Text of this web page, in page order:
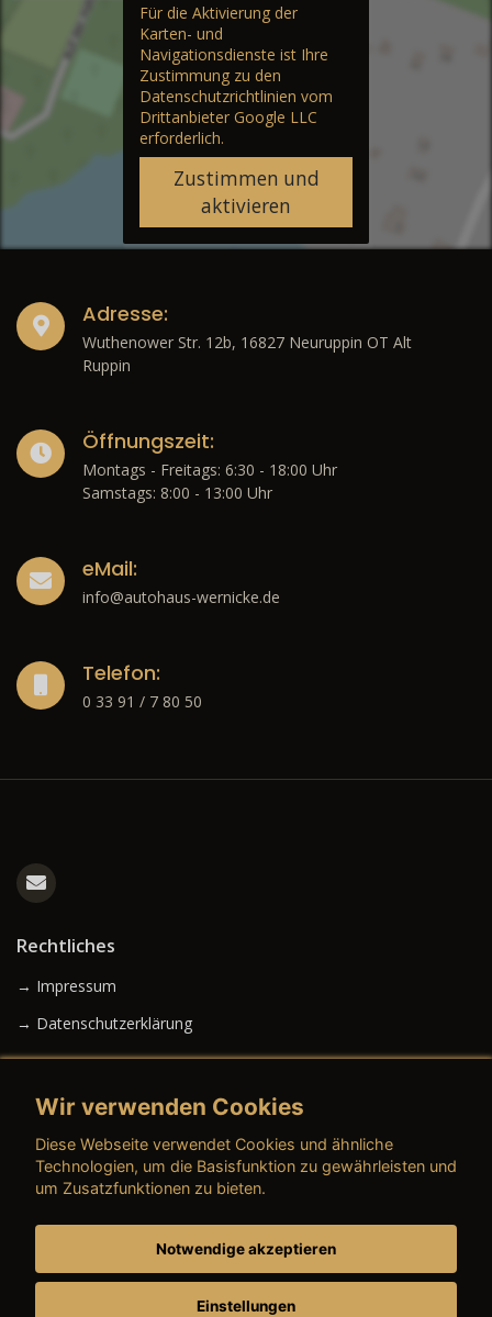
Für die Aktivierung der
Karten- und
Navigationsdienste ist Ihre
Zustimmung zu den
Datenschutzrichtlinien vom
Drittanbieter Google LLC
erforderlich.
Zustimmen und
aktivieren
Adresse:
Wuthenower Str. 12b, 16827 Neuruppin OT Alt
Ruppin
Öffnungszeit:
Montags - Freitags: 6:30 - 18:00 Uhr
Samstags: 8:00 - 13:00 Uhr
eMail:
info@autohaus-wernicke.de
Telefon:
0 33 91 / 7 80 50
Rechtliches
→ Impressum
→ Datenschutzerklärung
→ AGB (Gebrauchtwagen)
→ AGB (Teile & Zubehör)
→ AGB (Dienstleistungen)
Wir verwenden Cookies
Diese Webseite verwendet Cookies und ähnliche
Technologien, um die Basisfunktion zu gewährleisten und
um Zusatzfunktionen zu bieten.
Notwendige akzeptieren
Einstellungen